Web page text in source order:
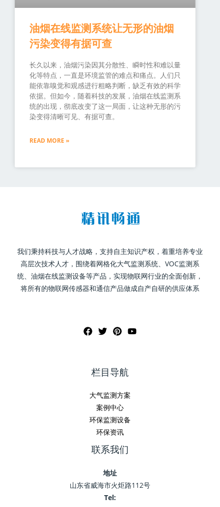
油烟在线监测系统让无形的油烟
污染变得有据可查
长久以来，油烟污染因其分散性、瞬时性和难以量
化等特点，一直是环境监管的难点和痛点。人们只
能依靠嗅觉和观感进行粗略判断，缺乏有效的科学
依据。但如今，随着科技的发展，油烟在线监测系
统的出现，彻底改变了这一局面，让这种无形的污
染变得清晰可见、有据可查。
READ MORE »
我们秉持科技与人才战略，支持自主知识产权，着重培养专业
高层次技术人才，围绕着网格化大气监测系统、VOC监测系
统、油烟在线监测设备等产品，实现物联网行业的全面创新，
将所有的物联网传感器和通信产品做成自产自研的供应体系
栏目导航
大气监测方案
案例中心
环保监测设备
环保资讯
联系我们
地址
山东省威海市火炬路112号
Tel: